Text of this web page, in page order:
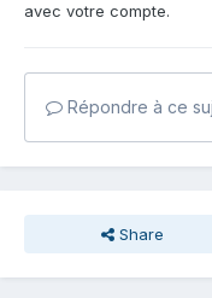
avec votre compte.
Répondre à ce
Share